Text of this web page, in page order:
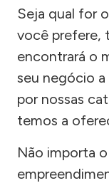
Seja qual for
você prefere,
encontrará o
seu negócio a
por nossas
temos a
Não importa